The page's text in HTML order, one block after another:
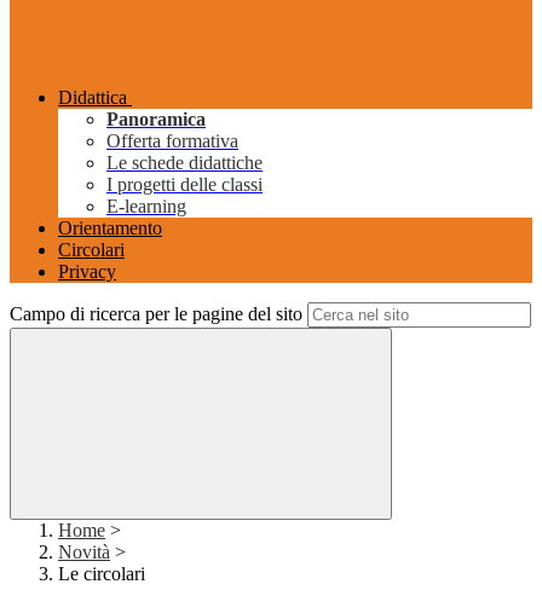
Didattica
Panoramica
Offerta formativa
Le schede didattiche
I progetti delle classi
E-learning
Orientamento
Circolari
Privacy
Campo di ricerca per le pagine del sito
Home >
Novità >
Le circolari